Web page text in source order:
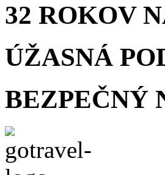
32 ROKOV
ÚŽASNÁ
BEZPEČNÝ